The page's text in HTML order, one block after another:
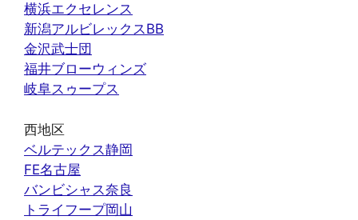
横浜エクセレンス
新潟アルビレックスBB
金沢武士団
福井ブローウィンズ
岐阜スゥープス
西地区
ベルテックス静岡
FE名古屋
バンビシャス奈良
トライフープ岡山